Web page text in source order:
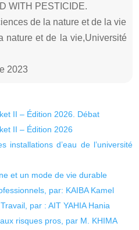
WITH PESTICIDE.
de la nature et de la vie
nature et de la vie,Université
2023
II – Édition 2026. Débat
II – Édition 2026
installations d’eau de l’université
et un mode de vie durable
par: KAIBA Kamel
par : AIT YAHIA Hania
risques pros, par M. KHIMA